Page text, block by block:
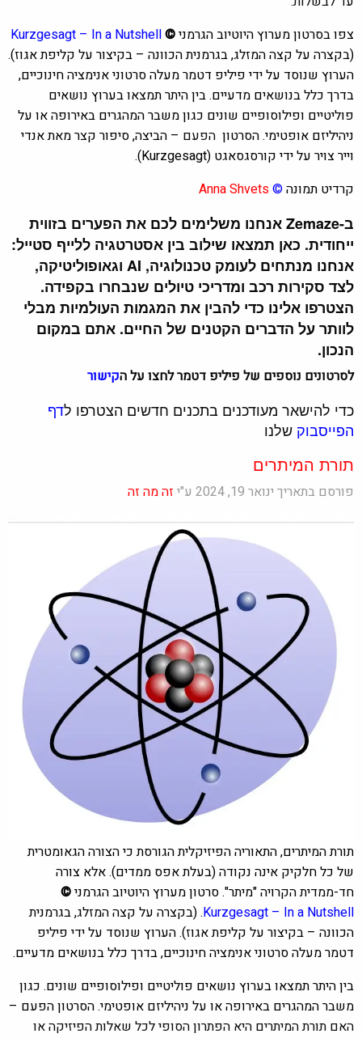
צפו בסרטון מערוץ היוטיוב הגרמני©
Kurzgesagt – In a Nutshell
(בקצרה על קצה המזלג, בגרמנית הכוונה – בקיצור על קליפת אגוז).
הערוץ שנוסד על ידי פיליפ דטמר מעלה סרטוני אנימציה חינוכיים,
בדרך כלל בנושאים מדעיים. בין היתר תמצאו בערוץ נושאים
פוליטיים ופילוסופיים שונים כגון משבר המהגרים באירופה או על
ניהיליזם אופטימי. הסרטוןהפעם –הביצה, סיפור קצר מאת אנדי
וייר צויר על ידי קורסגסאגט (Kurzgesagt).
קרדיט תמונה©
Anna Shvets
ב-Zemaze אנחנו משלימים לכם את הפערים בזווית
ייחודית. כאן תמצאו שילוב בין אסטרטגיה ללייף סטייל:
אנחנו מנתחים לעומק טכנולוגיה, AI וגאופוליטיקה,
לצד סקירות רכב ומדריכי טיולים שנבחרו בקפידה.
הצטרפו אלינו כדי להבין את המגמות העולמיות מבלי
לוותר על הדברים הקטנים של החיים. אתם במקום
הנכון.
לסרטונים נוספים של פיליפ דטמר לחצו על הקישור
כדי להישאר מעודכנים בתכנים חדשים הצטרפו ל דף
הפייסבוקשלנו
תורת המיתרים
פורסם בתאריך ינואר 19, 2024 ע"י זה מה זה
תורת המיתרים, התאוריה הפיזיקלית הגורסת כי הצורה הגאומטרית
של כל חלקיק אינה נקודה (בעלת אפס ממדים). אלא צורה
חד-ממדית הקרויה "מיתר". סרטון מערוץ היוטיוב הגרמני©
Kurzgesagt – In a Nutshell. (בקצרה על קצה המזלג, בגרמנית
הכוונה – בקיצור על קליפת אגוז).הערוץ שנוסד על ידי פיליפ
דטמר מעלה סרטוני אנימציה חינוכיים, בדרך כלל בנושאים מדעיים.
בין היתר תמצאו בערוץ נושאים פוליטיים ופילוסופיים שונים. כגון
משבר המהגרים באירופה או על ניהיליזם אופטימי. הסרטון הפעם –
האם תורת המיתרים היא הפתרון הסופי לכל שאלות הפיזיקה או